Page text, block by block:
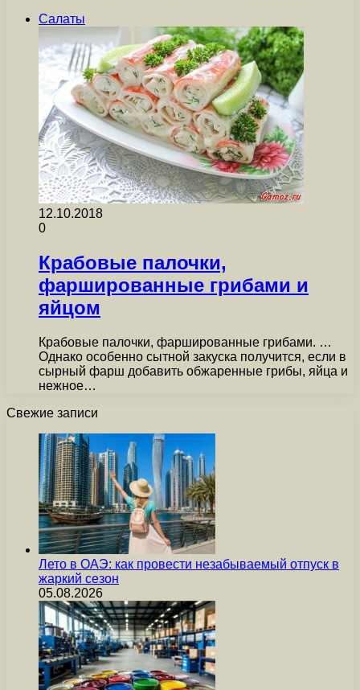
Салаты
12.10.2018
0
Крабовые палочки,
фаршированные грибами и
яйцом
Крабовые палочки, фаршированные грибами. …
Однако особенно сытной закуска получится, если в
сырный фарш добавить обжаренные грибы, яйца и
нежное…
Свежие записи
Лето в ОАЭ: как провести незабываемый отпуск в
жаркий сезон
05.08.2026